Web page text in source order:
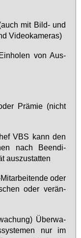
mit Bild- und
Vi­deo­ka­me­ras)
von Aus­
Prä­mie (nicht
VBS kann den
nach Be­en­di­
aus­zu­stat­ten
oder
oder ver­än­
Über­wa­
nur im